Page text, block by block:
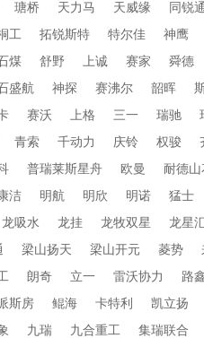
瑭桥 天力马 天威缘 同锐通
工 拓锐斯特 特尔佳 神鹰
煤 舒野 上诚 赛家 舜德
盛航 神探 赛沸尔 韶晖
赛沃 上格 三一 瑞驰
青索 千动力 庆铃 权骏
普瑞莱斯星舟 欧曼 耐德山
洁 明航 明欣 明诺 猛士
龙吸水 龙挂 龙牧双星 龙星
梁山扬天 梁山开元 菱势
朗奇 立一 雷沃协力 路
斯房 鲲海 卡特利 凯立扬
九瑞 九合重工 集瑞联合